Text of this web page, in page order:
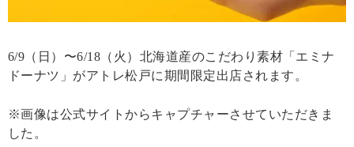
6/9（日）〜6/18（火）北海道産のこだわり素材「エミナ
ドーナツ」がアトレ松戸に期間限定出店されます。
※画像は公式サイトからキャプチャーさせていただきま
した。